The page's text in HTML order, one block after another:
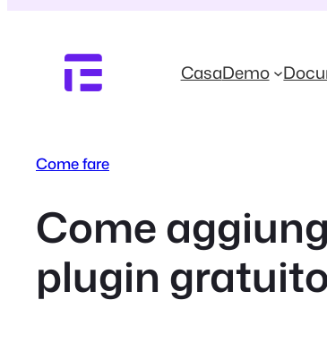
contenuto
CasaDemo
Come fare
Come
plugin gratuito